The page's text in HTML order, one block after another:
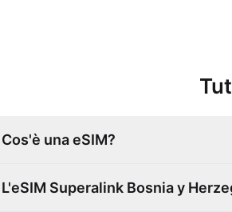
Cos'è una eSIM?
L'eSIM Superalink Bosnia y